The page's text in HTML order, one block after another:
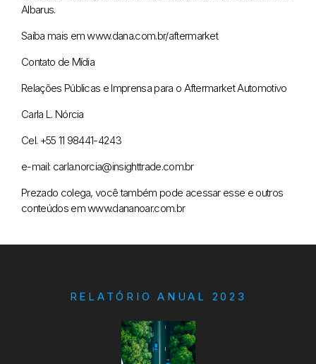
Albarus.
Saiba mais em www.dana.com.br/aftermarket
Contato de Mídia
Relações Públicas e Imprensa para o Aftermarket Automotivo
Carla L. Nórcia
Cel. +55 11 98441-4243
e-mail: carla.norcia@insighttrade.com.br
Prezado colega, você também pode acessar esse e outros
conteúdos em www.dananoar.com.br
RELATÓRIO ANUAL 2023